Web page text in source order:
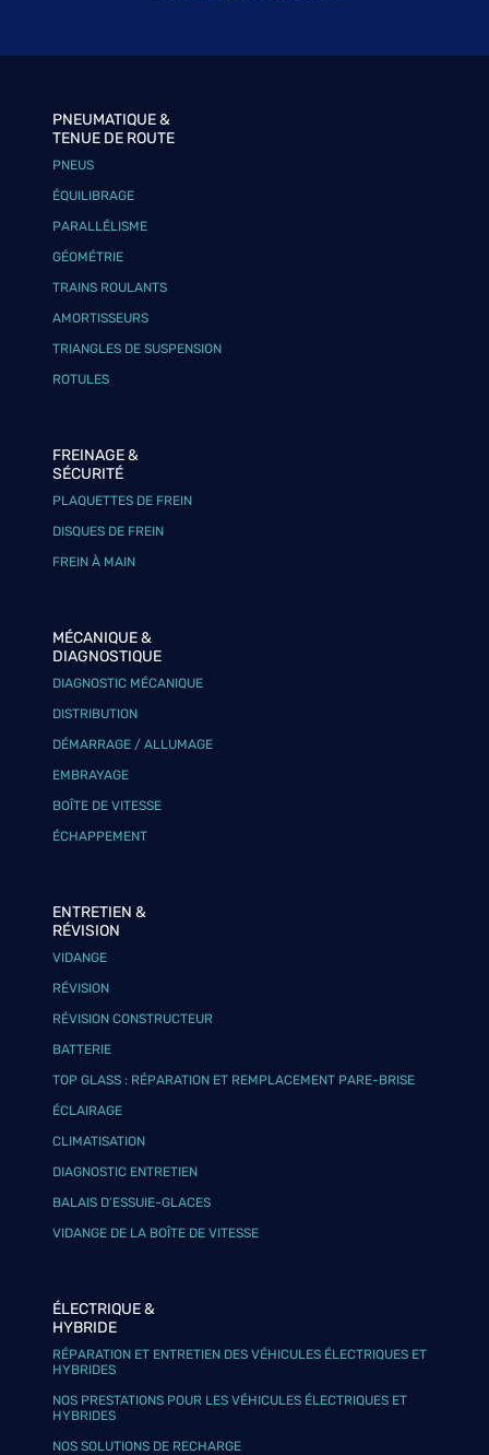
PNEUMATIQUE &
TENUE DE ROUTE
PNEUS
ÉQUILIBRAGE
PARALLÉLISME
GÉOMÉTRIE
TRAINS ROULANTS
AMORTISSEURS
TRIANGLES DE SUSPENSION
ROTULES
FREINAGE &
SÉCURITÉ
PLAQUETTES DE FREIN
DISQUES DE FREIN
FREIN À MAIN
MÉCANIQUE &
DIAGNOSTIQUE
DIAGNOSTIC MÉCANIQUE
DISTRIBUTION
DÉMARRAGE / ALLUMAGE
EMBRAYAGE
BOÎTE DE VITESSE
ÉCHAPPEMENT
ENTRETIEN &
RÉVISION
VIDANGE
RÉVISION
RÉVISION CONSTRUCTEUR
BATTERIE
TOP GLASS : RÉPARATION ET REMPLACEMENT PARE-BRISE
ÉCLAIRAGE
CLIMATISATION
DIAGNOSTIC ENTRETIEN
BALAIS D’ESSUIE-GLACES
VIDANGE DE LA BOÎTE DE VITESSE
ÉLECTRIQUE &
HYBRIDE
RÉPARATION ET ENTRETIEN DES VÉHICULES ÉLECTRIQUES ET
HYBRIDES
NOS PRESTATIONS POUR LES VÉHICULES ÉLECTRIQUES ET
HYBRIDES
NOS SOLUTIONS DE RECHARGE